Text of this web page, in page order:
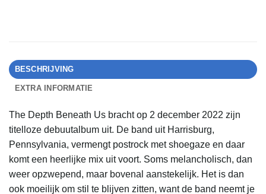
BESCHRIJVING
EXTRA INFORMATIE
The Depth Beneath Us bracht op 2 december 2022 zijn
titelloze debuutalbum uit. De band uit Harrisburg,
Pennsylvania, vermengt postrock met shoegaze en daar
komt een heerlijke mix uit voort. Soms melancholisch, dan
weer opzwepend, maar bovenal aanstekelijk. Het is dan
ook moeilijk om stil te blijven zitten, want de band neemt je